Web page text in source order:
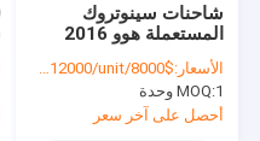
شاحنات سينوتروك
المستعملة هوو 2016
مستعملة
الأسعار:$8000/unit-$12000/unit
MOQ:1 وحدة
أحصل على آخر سعر